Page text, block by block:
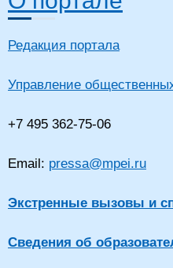
Редакция портала
Управление
+7 495 362-75-06
Email: pressa@mpei.ru
Экстренные вызовы и
Сведения об